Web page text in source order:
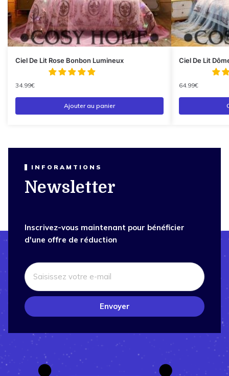
Ciel De Lit Rose Bonbon Lumineux
34.99€
Ajouter au panier
Ciel De Lit
64.99€
INFORAMTIONS
Newsletter
Inscrivez-vous maintenant pour bénéficier
d'une offre de réduction
Envoyer